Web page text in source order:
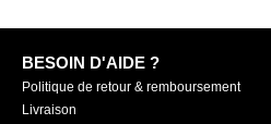
BESOIN D'AIDE ?
Politique de retour & remboursement
Livraison